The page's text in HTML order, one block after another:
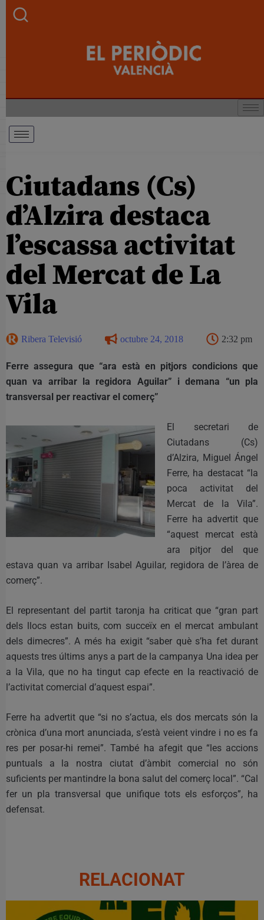
Ciutadans (Cs)
d’Alzira destaca
l’escassa activitat
del Mercat de La
Vila
Ribera Televisió octubre 24, 2018 2:32 pm
Ferre assegura que “ara està en pitjors condicions que
quan va arribar la regidora Aguilar” i demana “un pla
transversal per reactivar el comerç”
El secretari de
Ciutadans (Cs)
d’Alzira, Miguel Ángel
Ferre, ha destacat “la
poca activitat del
Mercat de la Vila”.
Ferre ha advertit que
“aquest mercat està
ara pitjor del que
estava quan va arribar Isabel Aguilar, regidora de l’àrea de
comerç”.
El representant del partit taronja ha criticat que “gran part
dels llocs estan buits, com succeïx en el mercat ambulant
dels dimecres”. A més ha exigit “saber què s’ha fet durant
aquests tres últims anys a part de la campanya Una idea per
a la Vila, que no ha tingut cap efecte en la reactivació de
l’activitat comercial d’aquest espai”.
Ferre ha advertit que “si no s’actua, els dos mercats són la
crònica d’una mort anunciada, s’està veient vindre i no es fa
res per posar-hi remei”. També ha afegit que “les accions
puntuals a la nostra ciutat d’àmbit comercial no són
suficients per mantindre la bona salut del comerç local”. “Cal
fer un pla transversal que unifique tots els esforços”, ha
defensat.
RELACIONAT